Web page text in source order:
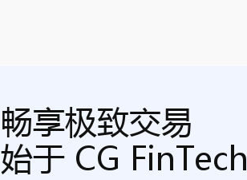
畅享极致交易
始于 CG